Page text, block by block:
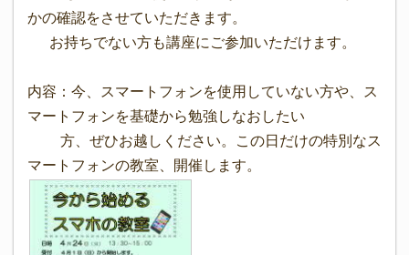
かの確認をさせていただきます。
お持ちでない方も講座にご参加いただけます。
内容：今、スマートフォンを使用していない方や、ス
マートフォンを基礎から勉強しなおしたい
方、ぜひお越しください。この日だけの特別なス
マートフォンの教室、開催します。